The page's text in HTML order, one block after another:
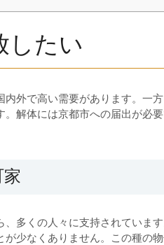
したい
外で高い需要があります。一
解体には京都市への届出が必
多くの人々に支持されていま
少なくありません。この種の